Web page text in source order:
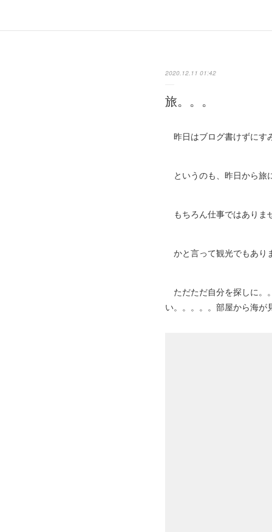
2020.12.11 01:42
旅。。。
昨日はブログ書けずにす
というのも、昨日から旅
もちろん仕事ではありま
かと言って観光でもあり
ただただ自分を探しに。
い。。。。。部屋から海が